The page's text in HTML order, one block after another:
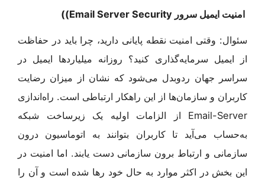
امنیت ایمیل سرور Email Server Security)
)
سئوال: وقتی امنیت نقطه پایانی دارید، چرا باید در حفاظت
از ایمیل سرمایه‌گذاری کنید؟ روزانه میلیاردها ایمیل در
سراسر جهان ردوبدل می‌شود که نشان از میزان رضایت
کاربران و سازمان‌ها از این راهکار ارتباطی است. راه‌اندازی
Email-Server از الزامات اولیه یک زیرساخت شبکه
به‌حساب می‌آید تا کاربران بتوانند به اتوماسیون درون
سازمانی و ارتباط برون سازمانی دست یابند. اما امنیت در
این بخش در اکثر موارد به حال خود رها شده است و آن را